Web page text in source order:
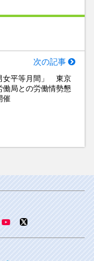
次の記事
女平等月間」 東京
働局との労働情勢懇
催